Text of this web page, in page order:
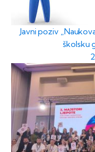
Javni poziv
školsku